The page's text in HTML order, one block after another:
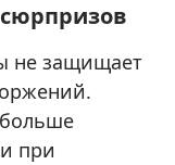
не защищает
при